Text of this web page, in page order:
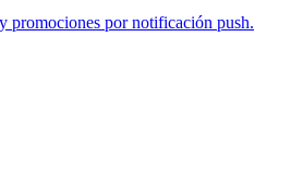
promociones por notificación push.